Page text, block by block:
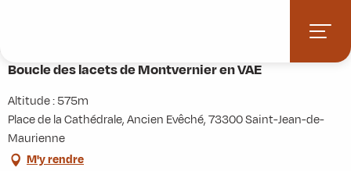
principal
Boucle des lacets de Montvernier en VAE
Altitude : 575m
Place de la Cathédrale, Ancien Evêché, 73300 Saint-Jean-de-
Maurienne
M'y rendre